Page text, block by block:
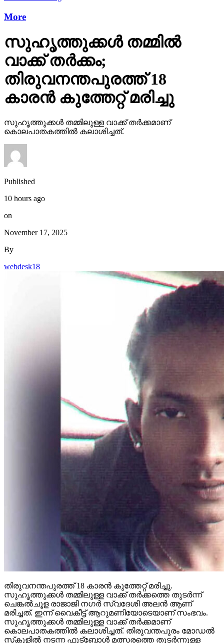
സുഹൃത്തുക്കള്‍ തമ്മില്‍
വാക്ക് തര്‍ക്കം;
തിരുവനന്തപുരത്ത് 18
കാരന്‍ കുത്തേറ്റ് മരിച്ചു
സുഹൃത്തുക്കള്‍ തമ്മിലുള്ള വാക്ക് തര്‍ക്കമാണ്
Published
10 hours ago
on
November 17, 2025
By
webdesk18
തിരുവനന്തപുരത്ത് 18 കാരന്‍ കുത്തേറ്റ് മരിച്ചു.
ചെങ്കല്‍ചൂള രാജാജി നഗര്‍ സ്വദേശി അലന്‍ ആണ്
മരിച്ചത്. ഇന്ന് വൈകീട്ട് ആറുമണിയോടെയാണ് സംഭവം.
സുഹൃത്തുക്കള്‍ തമ്മിലുള്ള വാക്ക് തര്‍ക്കമാണ്
കൊലപാതകത്തില്‍ കലാശിച്ചത്. തിരുവന്തപുരം മോഡല്‍
സ്‌കൂളില്‍ നടന്ന ഫുട്‌ബോള്‍ മത്സരത്തെ തുടര്‍ന്നുള്ള
തകര്‍ക്കമാണ് അലന്റെ കൊലപാതകത്തില്‍ എത്തിയത്.